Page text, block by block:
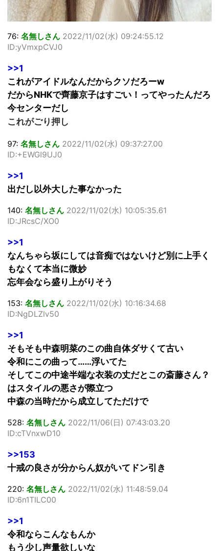
76: 名無しさん 2022/11/02(水) 09:24:55.12
ID:yVmxpCVJ0
>>1
これがアイドルなんだからクソだろーw
だからNHKで齊藤京子はすごい！ってやったんだろ
今センターだし
これがごり押し
97: 名無しさん 2022/11/02(水) 09:37:27.00
ID:+EWGl9UJ0
>>1
出だし以外大した事なかった
140: 名無しさん 2022/11/02(水) 10:05:35.61
ID:JRcsC/XO0
>>1
なんちゃら坂にしては音痴ではないけど別に上手く
もなくて本当に微妙
忘年会なら盛り上がりそう
153: 名無しさん 2022/11/02(水) 10:16:34.68
ID:NgDLZlv50
>>1
そもそも中森明菜のこの曲自体ダサくて古い
令和にこの曲って……浮いてた
そしてこの中途半端な衣装の丈だとこの斎藤さん？
はスタイルの悪さが際立つ
中森の当時だから成立してただけで
528: 名無しさん 2022/11/06(日) 07:43:03.20
ID:cTVnxwD10
>>153
十戒の良さが分からん奴がいてドン引き
220: 名無しさん 2022/11/02(水) 11:48:59.04
ID:6n1TILC00
>>1
令和ならこんなもんか
もう少し声量欲しいな